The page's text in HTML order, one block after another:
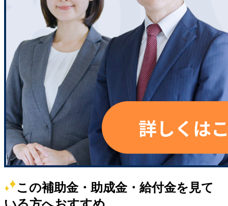
この補助金・助成金・給付金を見て